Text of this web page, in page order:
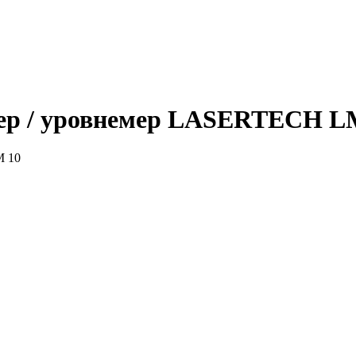
/ уровнемер LASERTECH